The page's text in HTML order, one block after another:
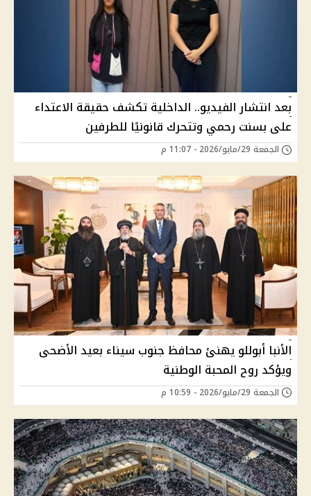
بعد انتشار الفيديو.. الداخلية تكشف حقيقة الاعتداء
على بسنت رحمي وتتحرك قانونيًا للطرفين
الجمعة 29/مايو/2026 - 11:07 م
الأنبا أبوللو يهنئ محافظ جنوب سيناء بعيد الأضحى
ويؤكد روح المحبة الوطنية
الجمعة 29/مايو/2026 - 10:59 م